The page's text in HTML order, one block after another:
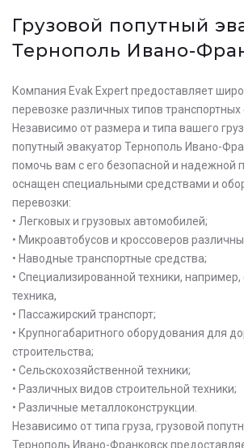
Грузовой попутный
Тернополь Ивано-
Компания Evak Expert предоставляет
перевозке различных типов транспортных
Независимо от размера и типа вашего
попутный эвакуатор Тернополь Ивано-
помочь вам с его безопасной и надежной
оснащен специальными средствами и
перевозки:
• Легковых и грузовых автомобилей;
• Микроавтобусов и кроссоверов
• Наводные транспортные средства;
• Специализированной техники, например,
техника,
• Пассажирский транспорт;
• Крупногабаритного оборудования для
строительства;
• Сельскохозяйственной техники;
• Различных видов строительной техники;
• Различные металлоконструкции.
Независимо от типа груза, грузовой
Тернополь Ивано-Франковск